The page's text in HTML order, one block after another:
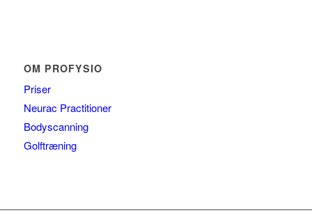
OM PROFYSIO
Priser
Neurac Practitioner
Bodyscanning
Golftræning